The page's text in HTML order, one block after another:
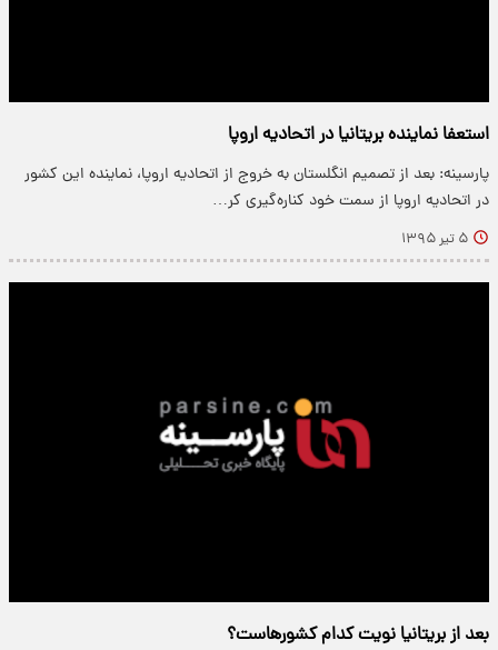
استعفا نماینده بریتانیا در اتحادیه اروپا
پارسینه: بعد از تصمیم انگلستان به خروج از اتحادیه اروپا، نماینده این کشور
در اتحادیه اروپا از سمت خود کناره‌گیری کر…
۵ تیر ۱۳۹۵
بعد از بریتانیا نویت کدام کشورهاست؟